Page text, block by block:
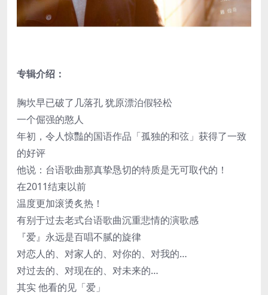
专辑介绍：
胸坎早已破了几落孔 犹原漂泊假轻松
一个倔强的憨人
年初，令人惊豔的国语作品「孤独的和弦」获得了一致
的好评
他说：台语歌曲那真挚恳切的特质是无可取代的！
在2011结束以前
温度更加滚烫炙热！
有别于过去老式台语歌曲沉重悲情的演歌感
『爱』永远是百唱不腻的旋律
对恋人的、对家人的、对你的、对我的…
对过去的、对现在的、对未来的…
其实 他看的见「爱」